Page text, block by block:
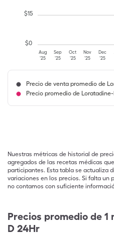
Aug
'25
Sep
'25
Oct
'25
Nov
'25
Dec
'25
$0
$15
Precio de venta promedio de
Precio promedio de
Nuestras métricas de historial de
agregados de las recetas médicas
participantes. Esta tabla se actualiza
variaciones en los precios. Si falta un
no contamos con suficiente
Precios promedio de
D 24Hr